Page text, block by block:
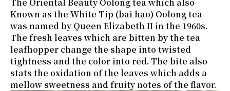
Known as the White Tip (bai hao) Oolong tea
was named by Queen Elizabeth II in the 1960s.
The fresh leaves which are bitten by the tea
leafhopper change the shape into twisted
tightness and the color into red. The bite also
stats the oxidation of the leaves which adds a
mellow sweetness and fruity notes of the flavor.